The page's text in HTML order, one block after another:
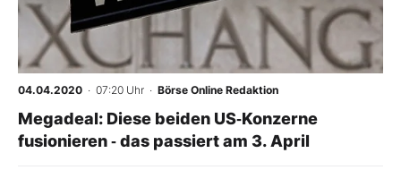
04.04.2020 · 07:20 Uhr · Börse Online Redaktion
Megadeal: Diese beiden US‑Konzerne
fusionieren ‑ das passiert am 3. April